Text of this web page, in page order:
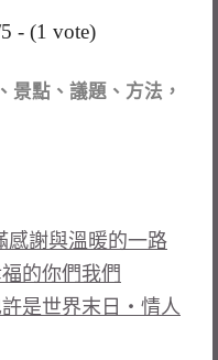
- (1 vote)
景點、議題、方法，
感謝與溫暖的一路
的你們我們
許是世界末日‧情人